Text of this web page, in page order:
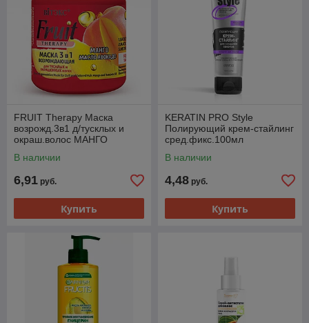
FRUIT Therapy Маска
возрожд.3в1 д/тусклых и
окраш.волос МАНГО
В наличии
6,91 руб.
Купить
KERATIN PRO Style
Полирующий крем-стайлинг
сред.фикс.100мл
В наличии
4,48 руб.
Купить